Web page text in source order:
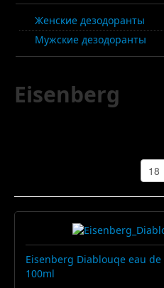
Женские дезодоранты
Мужские дезодоранты
Eisenberg
Eisenberg Diablouqe eau
100ml